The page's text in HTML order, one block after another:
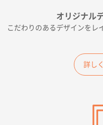
2026年06月19日 09:41
価格 大丈夫そうな会
大阪府のお客様
A4フルカラークリア
オリジナル
こだわりのあるデザインをレ
詳し